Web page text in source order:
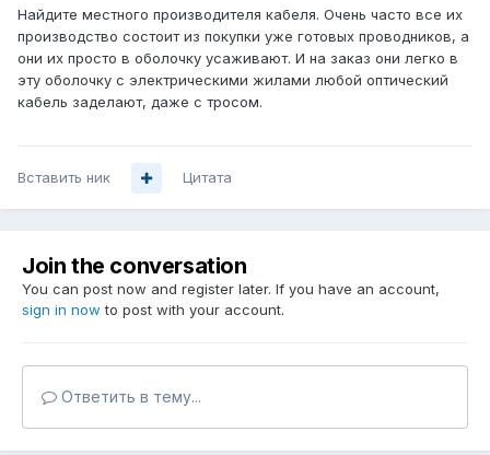
Найдите местного производителя кабеля. Очень часто все их
производство состоит из покупки уже готовых проводников, а
они их просто в оболочку усаживают. И на заказ они легко в
эту оболочку с электрическими жилами любой оптический
кабель заделают, даже с тросом.
Вставить ник Цитата
Join the conversation
You can post now and register later. If you have an account,
sign in now to post with your account.
Ответить в тему...